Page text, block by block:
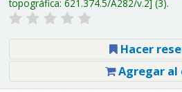
topográfica: 621.374.5/A282/v.2 (3).
Hacer
Agregar al